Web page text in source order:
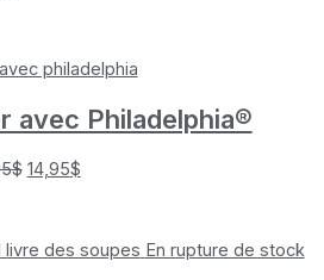
avec Philadelphia®
$ Le
était :
14,95$Le
est :
En rupture de stock